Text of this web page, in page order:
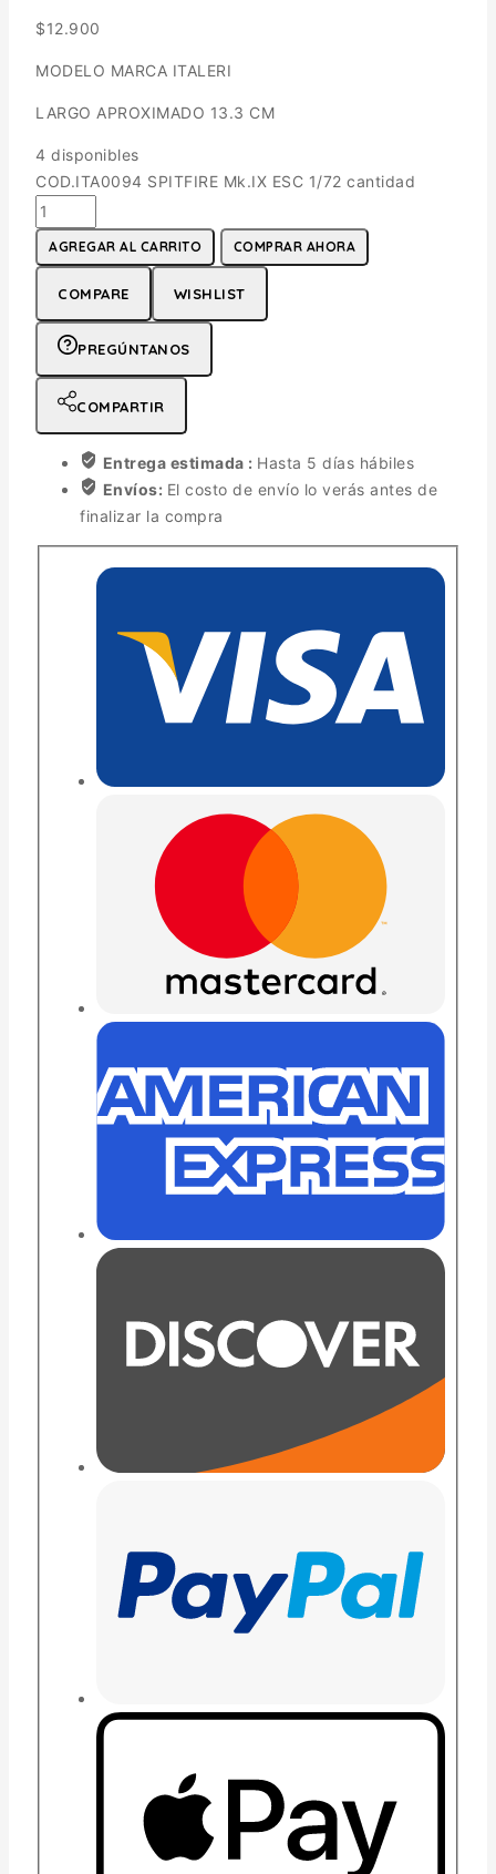
$12.900
MODELO MARCA ITALERI
LARGO APROXIMADO 13.3 CM
4 disponibles
COD.ITA0094 SPITFIRE Mk.IX ESC 1/72 cantidad
AGREGAR AL CARRITO COMPRAR AHORA
COMPARE WISHLIST
PREGÚNTANOS
COMPARTIR
Entrega estimada : Hasta 5 días hábiles
Envíos: El costo de envío lo verás antes de
finalizar la compra